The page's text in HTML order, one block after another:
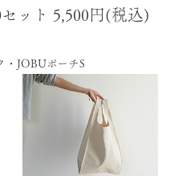
ット 5,500円(税込)
・JOBUポーチS